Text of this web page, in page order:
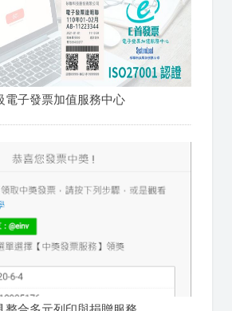
電子發票加值服務中心